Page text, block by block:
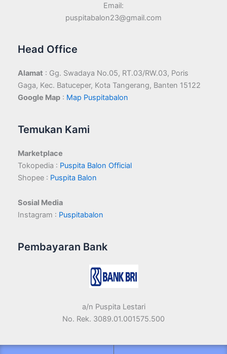
Email:
puspitabalon23@gmail.com
Head Office
Alamat : Gg. Swadaya No.05, RT.03/RW.03, Poris
Gaga, Kec. Batuceper, Kota Tangerang, Banten 15122
Google Map : Map Puspitabalon
Temukan Kami
Marketplace
Tokopedia : Puspita Balon Official
Shopee : Puspita Balon
Sosial Media
Instagram : Puspitabalon
Pembayaran Bank
a/n Puspita Lestari
No. Rek. 3089.01.001575.500